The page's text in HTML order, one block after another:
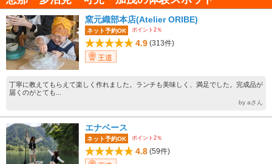
窯元織部本店(Atelier ORIBE)
ネット予約OK ポイント2％
4.9 (313件)
王道
丁寧に教えてもらえて楽しく作れました。ランチも美味しく、満足でした。完成品が
届くのがとても...
by aさん
エナベース
ネット予約OK ポイント2％
4.8 (59件)